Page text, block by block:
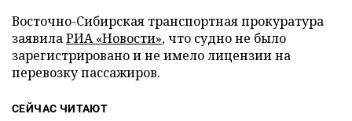
Восточно-Сибирская транспортная прокуратура
заявилаРИА «Новости», что судно не было
зарегистрировано и не имело лицензии на
перевозку пассажиров.
СЕЙЧАС ЧИТАЮТ